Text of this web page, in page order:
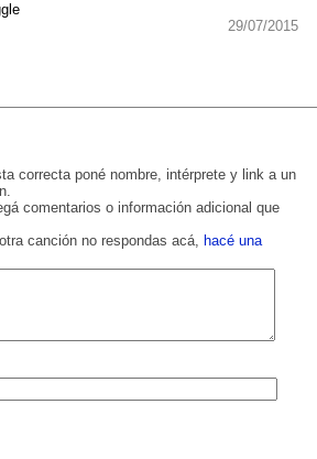
29/07/2015
correcta poné nombre, intérprete y link a un
comentarios o información adicional que
canción no respondas acá, hacé una